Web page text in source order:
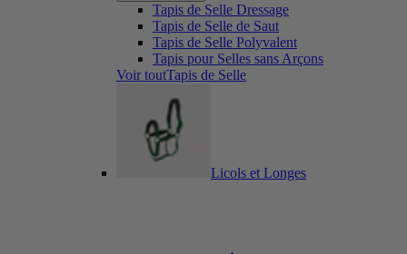
Tapis de Selle Dressage
Tapis de Selle de Saut
Tapis de Selle Polyvalent
Tapis pour Selles sans Arçons
Voir toutTapis de Selle
Licols et Longes